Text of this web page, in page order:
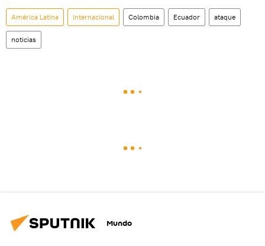
América Latina Internacional Colombia Ecuador ataque
noticias
Mundo